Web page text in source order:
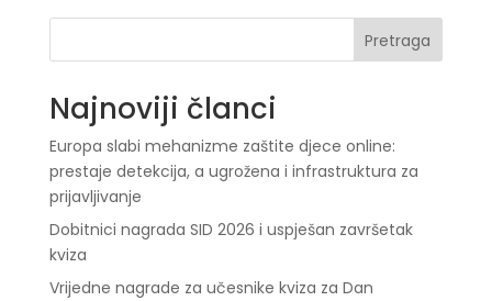
Pretraga
Najnoviji članci
Europa slabi mehanizme zaštite djece online:
prestaje detekcija, a ugrožena i infrastruktura za
prijavljivanje
Dobitnici nagrada SID 2026 i uspješan završetak
kviza
Vrijedne nagrade za učesnike kviza za Dan